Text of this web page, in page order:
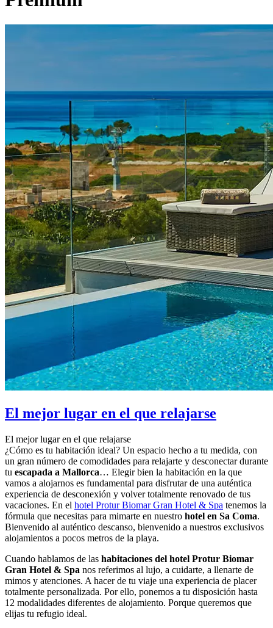
El mejor lugar en el que relajarse
El mejor lugar en el que relajarse
¿Cómo es tu habitación ideal? Un espacio hecho a tu medida, con
un gran número de comodidades para relajarte y desconectar durante
tu escapada a Mallorca… Elegir bien la habitación en la que
vamos a alojarnos es fundamental para disfrutar de una auténtica
experiencia de desconexión y volver totalmente renovado de tus
vacaciones. En el hotel Protur Biomar Gran Hotel & Spa tenemos la
fórmula que necesitas para mimarte en nuestro hotel en Sa Coma.
Bienvenido al auténtico descanso, bienvenido a nuestros exclusivos
alojamientos a pocos metros de la playa.
Cuando hablamos de las habitaciones del hotel Protur Biomar
Gran Hotel & Spa nos referimos al lujo, a cuidarte, a llenarte de
mimos y atenciones. A hacer de tu viaje una experiencia de placer
totalmente personalizada. Por ello, ponemos a tu disposición hasta
12 modalidades diferentes de alojamiento. Porque queremos que
elijas tu refugio ideal.